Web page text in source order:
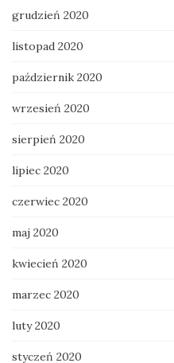
grudzień 2020
listopad 2020
październik 2020
wrzesień 2020
sierpień 2020
lipiec 2020
czerwiec 2020
maj 2020
kwiecień 2020
marzec 2020
luty 2020
styczeń 2020